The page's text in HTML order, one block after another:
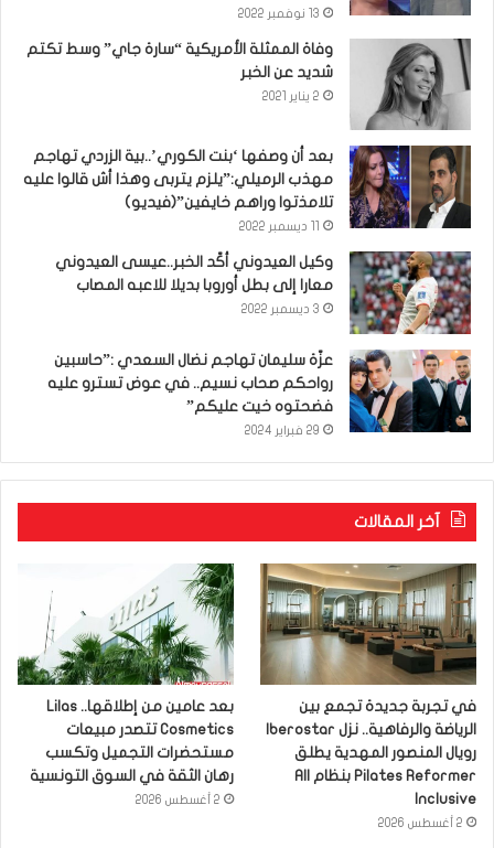
13 نوفمبر 2022
وفاة الممثلة الأمريكية “سارة جاي” وسط تكتم
شديد عن الخبر
2 يناير 2021
بعد أن وصفها ‘بنت الكوري’..بية الزردي تهاجم
مهذب الرميلي:”يلزم يتربى وهذا أش قالوا عليه
تلامذتوا وراهم خايفين”(فيديو)
وكيل العيدوني أكّد الخبر..عيسى العيدوني
معارا إلى بطل أوروبا بديلا للاعبه المصاب
3 ديسمبر 2022
عزّة سليمان تهاجم نضال السعدي :”حاسبين
رواحكم صحاب نسيم.. في عوض تسترو عليه
فضحتوه خيت عليكم”
29 فبراير 2024
آخر المقالات
في تجربة جديدة تجمع بين
رويال المنصور المهدية يطلق
Pilates Reformer بنظام All
Inclusive
2 أغسطس 2026
بعد عامين من إطلاقها.. Lilas
Cosmetics تتصدر مبيعات
مستحضرات التجميل وتكسب
رهان الثقة في السوق التونسية
2 أغسطس 2026